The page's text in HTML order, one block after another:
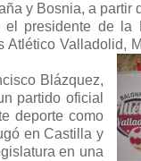
y Bosnia, a partir
presidente de la
Valladolid,
Blázquez,
partido oficial
deporte como
en Castilla y
en una